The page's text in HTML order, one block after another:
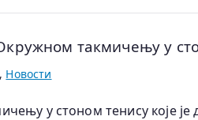
такмичењу у
, Новости
у стоном тенису које